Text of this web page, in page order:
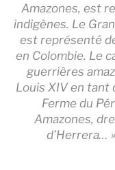
Amazones, est
indigènes. Le
est représenté
en Colombie. Le
guerrières
Louis XIV en tant
Ferme du
Amazones,
d’Herrera…